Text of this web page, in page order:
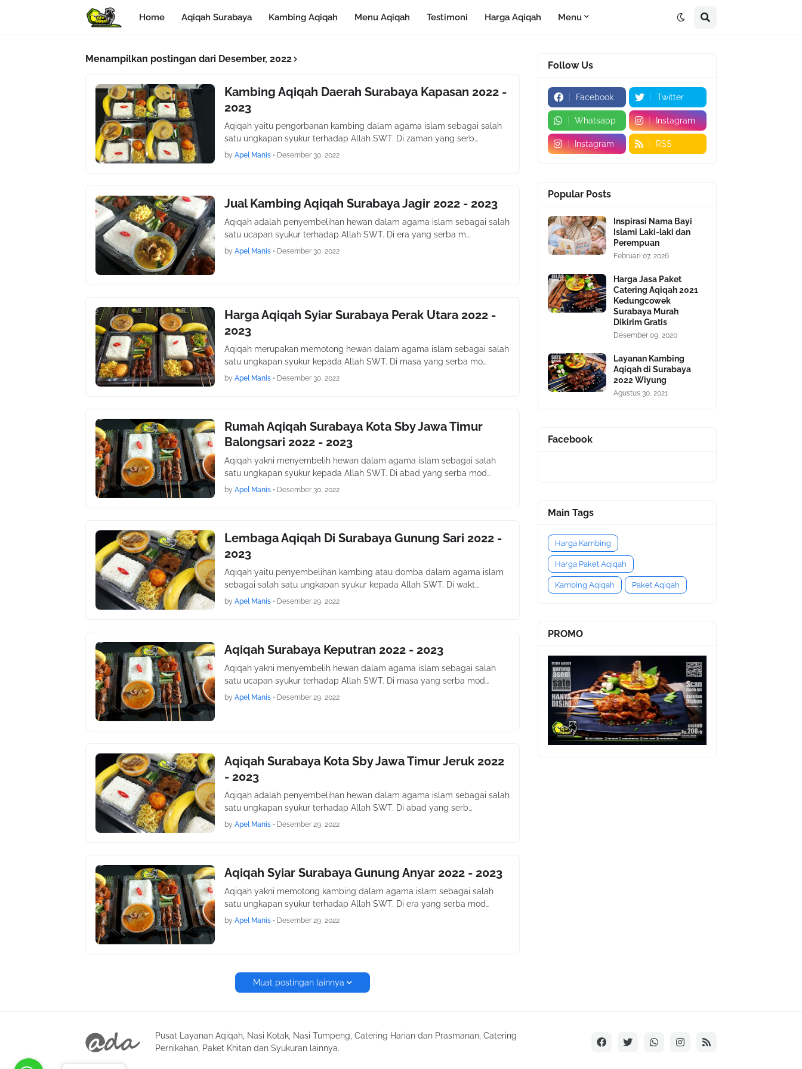
Home Aqiqah Surabaya Kambing Aqiqah Menu Aqiqah Testimoni Harga Aqiqah Menu
Menampilkan postingan dari Desember, 2022
Kambing Aqiqah Daerah Surabaya Kapasan 2022 -
2023
Aqiqah yaitu pengorbanan kambing dalam agama islam sebagai salah
satu ungkapan syukur terhadap Allah SWT. Di zaman yang serb…
by Apel Manis • Desember 30, 2022
Jual Kambing Aqiqah Surabaya Jagir 2022 - 2023
Aqiqah adalah penyembelihan hewan dalam agama islam sebagai salah
satu ucapan syukur terhadap Allah SWT. Di era yang serba m…
by Apel Manis • Desember 30, 2022
Harga Aqiqah Syiar Surabaya Perak Utara 2022 -
2023
Aqiqah merupakan memotong hewan dalam agama islam sebagai salah
satu ungkapan syukur kepada Allah SWT. Di masa yang serba mo…
by Apel Manis • Desember 30, 2022
Rumah Aqiqah Surabaya Kota Sby Jawa Timur
Balongsari 2022 - 2023
Aqiqah yakni menyembelih hewan dalam agama islam sebagai salah
satu ungkapan syukur kepada Allah SWT. Di abad yang serba mod…
by Apel Manis • Desember 30, 2022
Lembaga Aqiqah Di Surabaya Gunung Sari 2022 -
2023
Aqiqah yaitu penyembelihan kambing atau domba dalam agama islam
sebagai salah satu ungkapan syukur kepada Allah SWT. Di wakt…
by Apel Manis • Desember 29, 2022
Aqiqah Surabaya Keputran 2022 - 2023
Aqiqah yakni menyembelih hewan dalam agama islam sebagai salah
satu ucapan syukur terhadap Allah SWT. Di masa yang serba mod…
by Apel Manis • Desember 29, 2022
Aqiqah Surabaya Kota Sby Jawa Timur Jeruk 2022
- 2023
Aqiqah adalah penyembelihan hewan dalam agama islam sebagai salah
satu ungkapan syukur terhadap Allah SWT. Di abad yang serb…
by Apel Manis • Desember 29, 2022
Aqiqah Syiar Surabaya Gunung Anyar 2022 - 2023
Aqiqah yakni memotong kambing dalam agama islam sebagai salah
satu ungkapan syukur terhadap Allah SWT. Di era yang serba mod…
by Apel Manis • Desember 29, 2022
Muat postingan lainnya
Follow Us
Facebook Twitter
Whatsapp Instagram
Instagram RSS
Popular Posts
Inspirasi Nama Bayi
Islami Laki-laki dan
Perempuan
Februari 07, 2026
Harga Jasa Paket
Catering Aqiqah 2021
Kedungcowek
Surabaya Murah
Dikirim Gratis
Desember 09, 2020
Layanan Kambing
Aqiqah di Surabaya
2022 Wiyung
Agustus 30, 2021
Facebook
Main Tags
Harga Kambing
Harga Paket Aqiqah
Kambing Aqiqah Paket Aqiqah
PROMO
Pusat Layanan Aqiqah, Nasi Kotak, Nasi Tumpeng, Catering Harian dan Prasmanan, Catering
Pernikahan, Paket Khitan dan Syukuran lainnya.